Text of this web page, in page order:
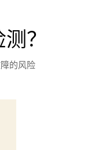
？
的风险